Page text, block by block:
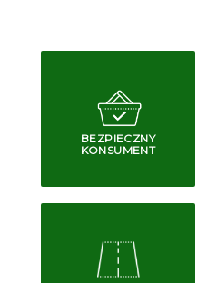
BEZPIECZNY
KONSUMENT